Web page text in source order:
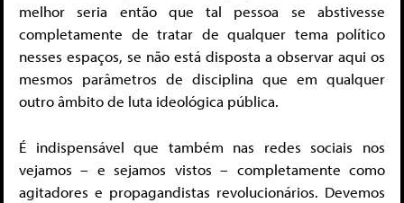
melhor seria então que tal pessoa se abstivesse
completamente de tratar de qualquer tema político
nesses espaços, se não está disposta a observar aqui os
mesmos parâmetros de disciplina que em qualquer
outro âmbito de luta ideológica pública.
É indispensável que também nas redes sociais nos
vejamos – e sejamos vistos – completamente como
agitadores e propagandistas revolucionários. Devemos